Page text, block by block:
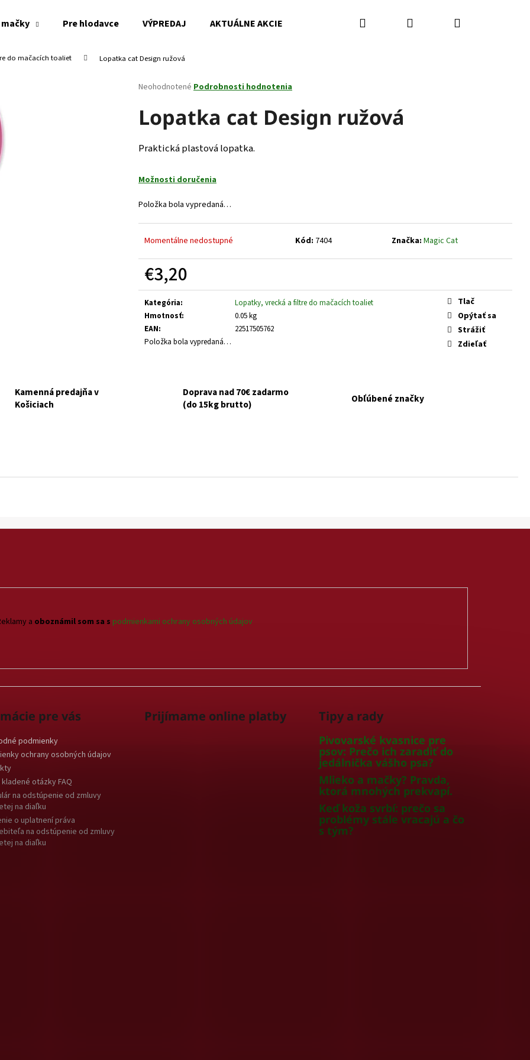
Pre hlodavce VÝPREDAJ AKTUÁLNE AKCIE Kamenná predajňa Kontakty
Hľadať PrihlásenieNákupný
do mačacích toaliet Lopatka cat Design ružová
Priemerné
produktu
je
z
5
Neohodnotené Podrobnosti hodnotenia
Lopatka cat Design ružová
Praktická plastová lopatka.
Možnosti doručenia
Položka bola vypredaná…
Momentálne nedostupné Kód: 7404 Značka:Magic Cat
€3,20
Jednotková
cena:
Kategória:
Lopatky, vrecká a filtre do mačacích toaliet
Hmotnosť:
0.05 kg
EAN:
22517505762
Položka bola vypredaná…
Tlač
Opýtať sa
Strážiť
Zdieľať
Kamenná predajňa v
Košiciach
Doprava nad 70€ zadarmo
(do 15kg brutto)
Obľúbené značky
Čo potrebujete nájsť?
HĽADAŤ
€3,70
a oboznámil som sa s podmienkami ochrany osobných údajov
pre vás
podmienky
ochrany osobných údajov
otázky FAQ
na odstúpenie od zmluvy
na diaľku
o uplatnení práva
na odstúpenie od zmluvy
na diaľku
Prijímame online platby Tipy a rady
Pivovarské kvasnice pre
psov: Prečo ich zaradiť do
jedálnička vášho psa?
Mlieko a mačky? Pravda,
ktorá mnohých prekvapí.
Keď koža svrbí: prečo sa
problémy stále vracajú a čo
s tým?